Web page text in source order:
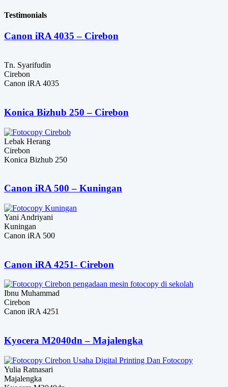
adalah:
Rp19,500,000.
Testimonials
Canon iRA 4035 – Cirebon
Tn. Syarifudin
Cirebon
Canon iRA 4035
Konica Bizhub 250 – Cirebon
Lebak Herang
Cirebon
Konica Bizhub 250
Canon iRA 500 – Kuningan
Yani Andriyani
Kuningan
Canon iRA 500
Canon iRA 4251- Cirebon
Ibnu Muhammad
Cirebon
Canon iRA 4251
Kyocera M2040dn – Majalengka
Yulia Ratnasari
Majalengka